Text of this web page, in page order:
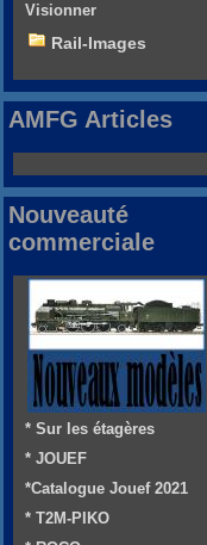
Visionner
Rail-Images
AMFG Articles
Nouveauté
commerciale
* Sur les étagères
* JOUEF
*Catalogue Jouef 2021
* T2M-PIKO